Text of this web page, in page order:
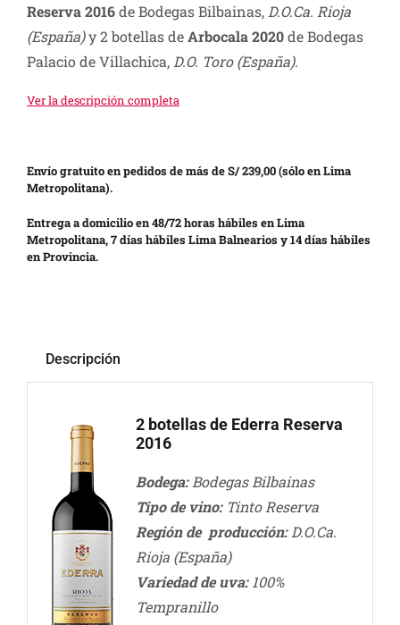
Reserva 2016de Bodegas Bilbainas, D.O.Ca. Rioja
(España)y 2 botellas deArbocala 2020de Bodegas
Palacio de Villachica, D.O. Toro (España).
Ver la descripción completa
Envío gratuito en pedidos de más de S/ 239,00 (sólo en Lima
Metropolitana).
Entrega a domicilio en 48/72 horas hábiles en Lima
Metropolitana, 7 días hábiles Lima Balnearios y 14 días hábiles
en Provincia.
Descripción
2 botellas de Ederra Reserva
2016
Bodega:Bodegas Bilbainas
Tipo de vino:Tinto Reserva
Región de producción:D.O.Ca.
Rioja (España)
Variedad de uva:100%
Tempranillo